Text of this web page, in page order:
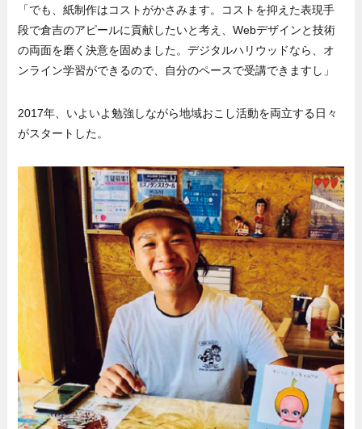
「でも、紙制作はコストがかさみます。コストを抑えた表現手
段で倉吉のアピールに貢献したいと考え、Webデザインと技術
の両面を磨く決意を固めました。デジタルハリウッドなら、オ
ンライン学習ができるので、自分のペースで受講できますし」
2017年、いよいよ勉強しながら地域おこし活動を両立する日々
がスタートした。